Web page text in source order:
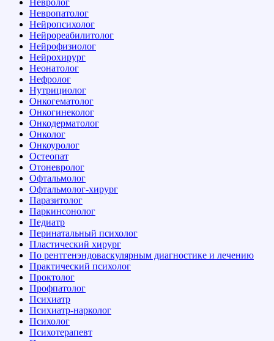
Невролог
Невропатолог
Нейропсихолог
Нейрореабилитолог
Нейрофизиолог
Нейрохирург
Неонатолог
Нефролог
Нутрициолог
Онкогематолог
Онкогинеколог
Онкодерматолог
Онколог
Онкоуролог
Остеопат
Отоневролог
Офтальмолог
Офтальмолог-хирург
Паразитолог
Паркинсонолог
Педиатр
Перинатальный психолог
Пластический хирург
По рентгенэндоваскулярным диагностике и лечению
Практический психолог
Проктолог
Профпатолог
Психиатр
Психиатр-нарколог
Психолог
Психотерапевт